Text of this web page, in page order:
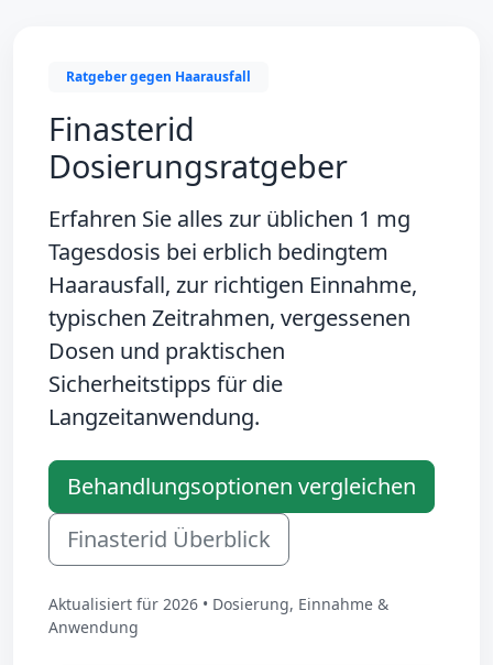
Ratgeber gegen Haarausfall
Finasterid
Dosierungsratgeber
Erfahren Sie alles zur üblichen 1 mg
Tagesdosis bei erblich bedingtem
Haarausfall, zur richtigen Einnahme,
typischen Zeitrahmen, vergessenen
Dosen und praktischen
Sicherheitstipps für die
Langzeitanwendung.
Behandlungsoptionen vergleichen
Finasterid Überblick
Aktualisiert für 2026 • Dosierung, Einnahme &
Anwendung